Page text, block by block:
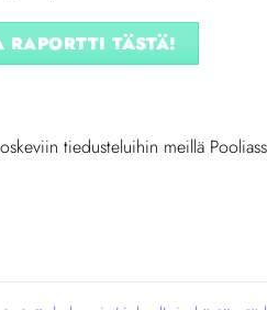
RAPORTTI TÄSTÄ!
tiedusteluihin meillä